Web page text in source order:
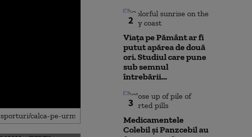
2
Viața pe Pământ ar fi
putut apărea de două
ori. Studiul care pune
sub semnul
întrebării...
3
Medicamentele
Colebil și Panzcebil au